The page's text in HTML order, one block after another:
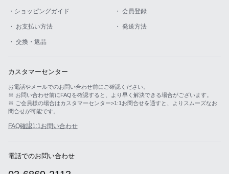
・ショッピングガイド ・ 会員登録
・ お支払い方法 ・ 発送方法
・ 交換・返品
カスタマーセンター
お電話やメールでのお問い合わせ前にご確認ください。
※ お問い合わせ前にFAQを確認すると、より早く解決できる場合がございます。
※ ご会員様の場合はカスタマーセンター>1:1お問合せを通すと、よりスムーズなお
問合せが可能です。
FAQ確認1:1お問い合わせ
電話でのお問い合わせ